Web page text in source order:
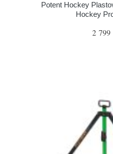
Potent Hockey
Hockey
2